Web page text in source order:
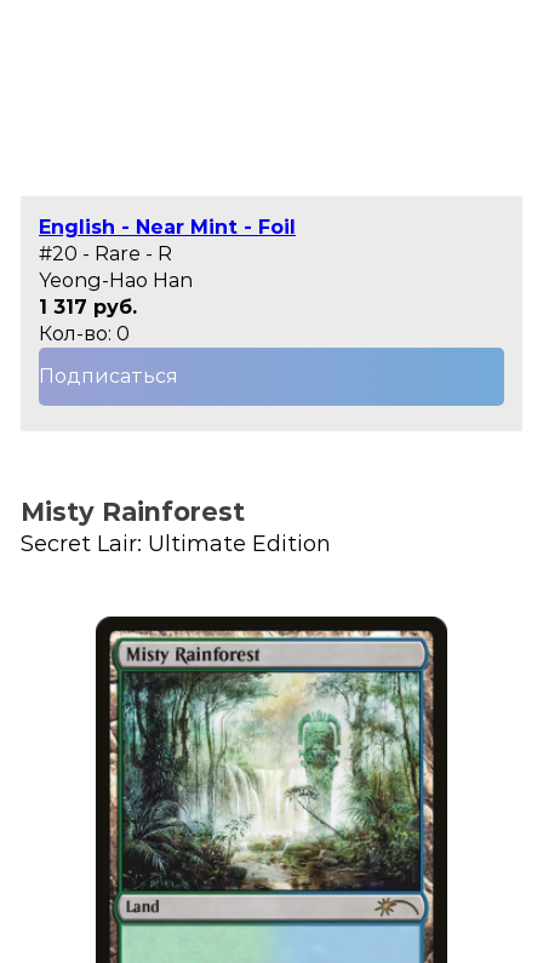
English - Near Mint - Foil
#20 - Rare - R
Yeong-Hao Han
1 317 руб.
Кол-во: 0
Подписаться
Misty Rainforest
Secret Lair: Ultimate Edition